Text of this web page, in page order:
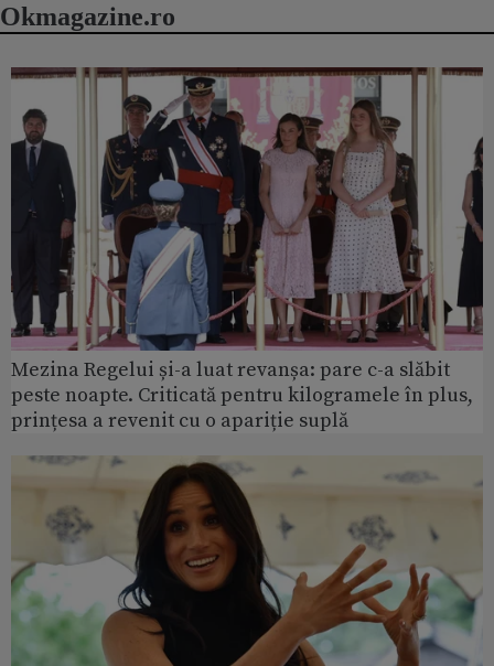
Okmagazine.ro
Mezina Regelui și-a luat revanșa: pare c-a slăbit
peste noapte. Criticată pentru kilogramele în plus,
prințesa a revenit cu o apariție suplă